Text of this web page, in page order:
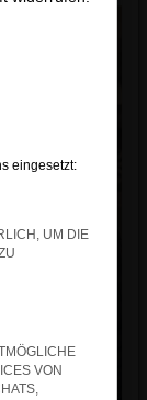
eingesetzt:
UM DIE
VON